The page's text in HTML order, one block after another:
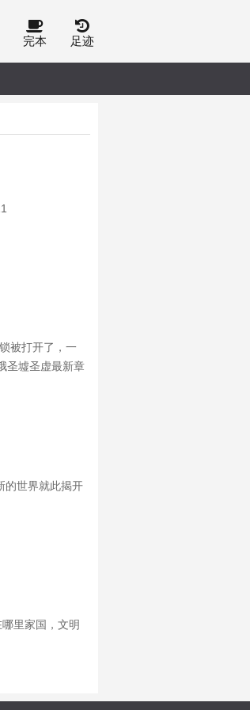
完本 足迹
被打开了，一
圣墟圣虚最新章
哦b关键词b圣
的世界就此揭开
里家国，文明